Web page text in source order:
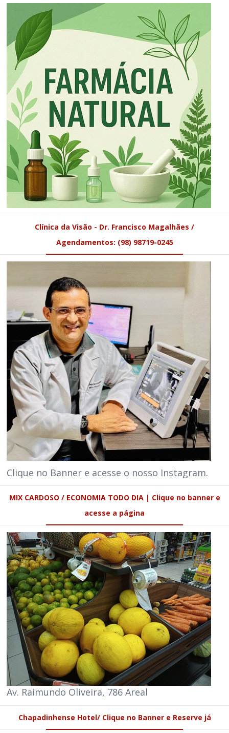
Clínica da Visão - Dr. Francisco Magalhães /
Agendamentos: (98) 98719-0245
Clique no Banner e acesse o nosso Instagram.
MIX CARDOSO / ECONOMIA TODO DIA | Clique no banner e
acesse a página
Av. Raimundo Oliveira, 786 Areal
Chapadinhense Hotel/ Clique no Banner e Reserve já